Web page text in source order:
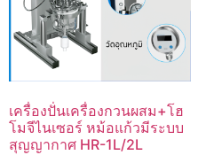
เครื่องปั่นเครื่องกวนผสม+โฮ
โมจีไนเซอร์ หม้อแก้วมีระบบ
สุญญากาศ HR-1L/2L